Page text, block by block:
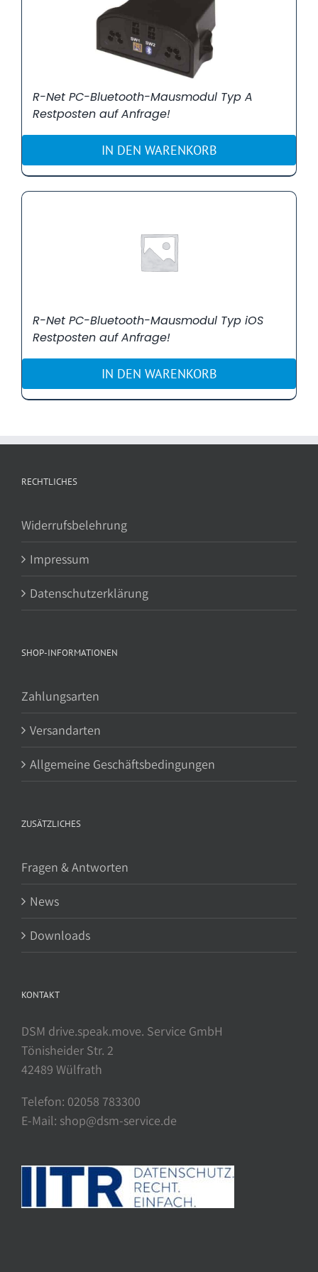
R-Net PC-Bluetooth-Mausmodul Typ A
Restposten auf Anfrage!
IN DEN WARENKORB
R-Net PC-Bluetooth-Mausmodul Typ iOS
Restposten auf Anfrage!
IN DEN WARENKORB
RECHTLICHES
Widerrufsbelehrung
Impressum
Datenschutzerklärung
SHOP-INFORMATIONEN
Zahlungsarten
Versandarten
Allgemeine Geschäftsbedingungen
ZUSÄTZLICHES
Fragen & Antworten
News
Downloads
KONTAKT
DSM drive.speak.move. Service GmbH
Tönisheider Str. 2
42489 Wülfrath
Telefon: 02058 783300
E-Mail: shop@dsm-service.de